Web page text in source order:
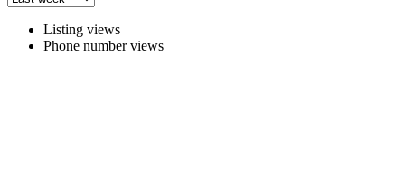
Listing views
Phone number views